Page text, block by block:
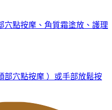
穴點按摩、角質霜塗放、護理
部穴點按摩 ）或手部放鬆按